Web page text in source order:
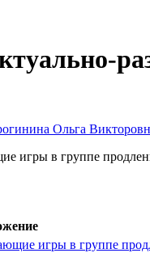
Ольга
игры в группе
игры в группе